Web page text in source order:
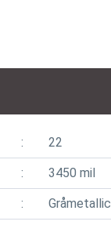
22
3450 mil
Gråmetallic